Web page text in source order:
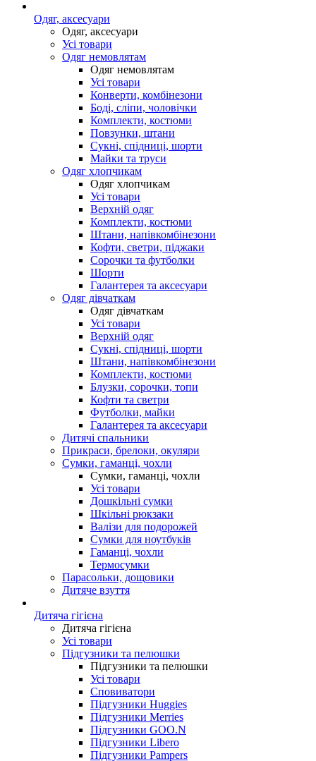
Одяг, аксесуари
Одяг, аксесуари
Усі товари
Одяг немовлятам
Одяг немовлятам
Усі товари
Конверти, комбінезони
Боді, сліпи, чоловічки
Комплекти, костюми
Повзунки, штани
Сукні, спідниці, шорти
Майки та труси
Одяг хлопчикам
Одяг хлопчикам
Усі товари
Верхній одяг
Комплекти, костюми
Штани, напівкомбінезони
Кофти, светри, піджаки
Сорочки та футболки
Шорти
Галантерея та аксесуари
Одяг дівчаткам
Одяг дівчаткам
Усі товари
Верхній одяг
Сукні, спідниці, шорти
Штани, напівкомбінезони
Комплекти, костюми
Блузки, сорочки, топи
Кофти та светри
Футболки, майки
Галантерея та аксесуари
Дитячі спальники
Прикраси, брелоки, окуляри
Сумки, гаманці, чохли
Сумки, гаманці, чохли
Усі товари
Дошкільні сумки
Шкільні рюкзаки
Валізи для подорожей
Сумки для ноутбуків
Гаманці, чохли
Термосумки
Парасольки, дощовики
Дитяче взуття
Дитяча гігієна
Дитяча гігієна
Усі товари
Підгузники та пелюшки
Підгузники та пелюшки
Усі товари
Сповиватори
Підгузники Huggies
Підгузники Merries
Підгузники GOO.N
Підгузники Libero
Підгузники Pampers